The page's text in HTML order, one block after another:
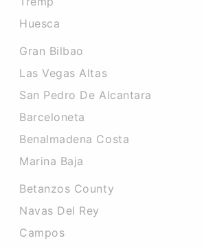
Huesca
Gran Bilbao
Las Vegas Altas
San Pedro De Alcantara
Barceloneta
Benalmadena Costa
Marina Baja
Betanzos County
Navas Del Rey
Campos